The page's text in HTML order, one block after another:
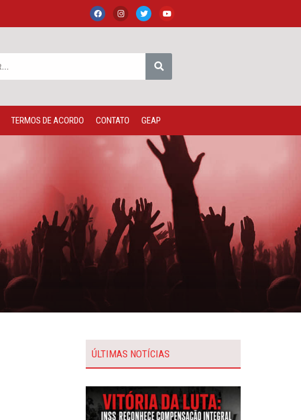
TERMOS DE ACORDO CONTATO GEAP
ÚLTIMAS NOTÍCIAS